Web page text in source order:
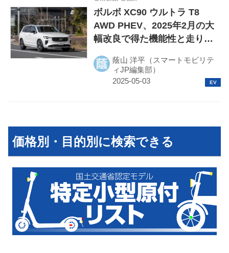
ボルボ XC90 ウルトラ T8
AWD PHEV、2025年2月の大
幅改良で得た機能性と走りの
蔭山 洋平（スマートモビリテ
ィJP編集部）
価格別・目的別に検索できる